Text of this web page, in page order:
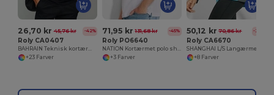
26,70 kr 45,76 kr -42%
Roly CA0407
+23 Farver
71,95 kr 131,68 kr -45%
Roly PO6640
+3 Farver
50,12 kr 70,86 kr -29%
Roly CA6670
+8 Farver